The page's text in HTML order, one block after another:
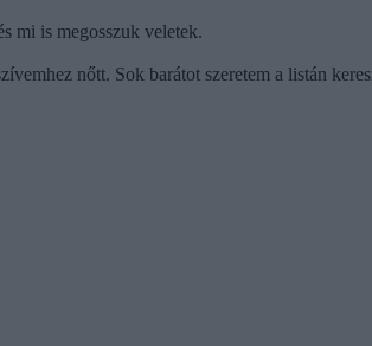
mi is megosszuk veletek.
nőtt. Sok barátot szeretem a listán